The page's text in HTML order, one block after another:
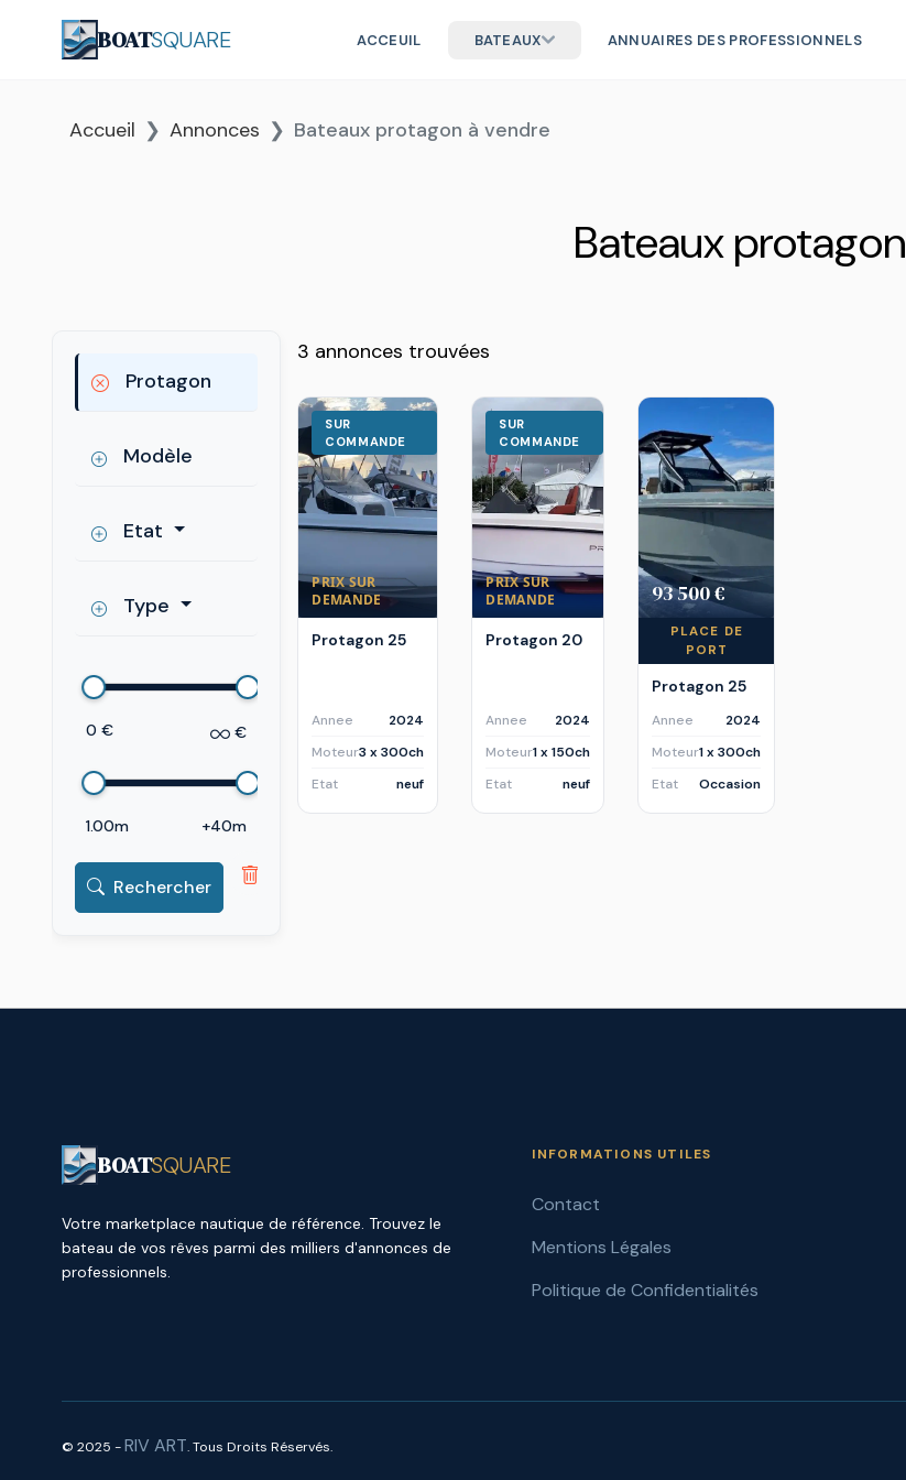
BOATSQUARE ACCEUIL BATEAUX ANNUAIRES DES PROFESSIONNELS
Accueil Annonces Bateaux protagon à vendre
Bateaux protagon
Protagon
Modèle
Etat
Type
0 € €
1.00m +40m
Rechercher
3 annonces trouvées
SUR
COMMANDE
PRIX SUR
DEMANDE
Protagon 25
Annee
2024
Moteur3 x 300ch
Etat
neuf
SUR
COMMANDE
PRIX SUR
DEMANDE
Protagon 20
Annee
2024
Moteur1 x 150ch
Etat
neuf
93 500 €
PLACE DE
PORT
Protagon 25
Annee
2024
Moteur1 x 300ch
Etat
Occasion
BOATSQUARE
Votre marketplace nautique de référence. Trouvez le
bateau de vos rêves parmi des milliers d'annonces de
professionnels.
INFORMATIONS UTILES
Contact
Mentions Légales
Politique de Confidentialités
© 2025 -RIV ART. Tous Droits Réservés.